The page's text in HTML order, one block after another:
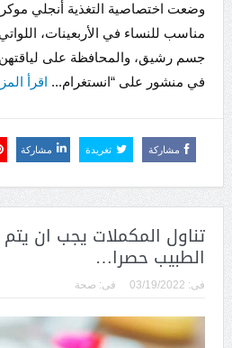
وضعت اختصاصية التغذية أنجلي
مناسب للنساء في الأربعينات،
جسم رشيق، والمحافظة على
في منشور على “انستغرام... اقرأ
مشاركة تغريدة مشاركة
تناول المكملات يجب ان
الطبيب حصرا…
فى: 03/19/2022 فى: صحة